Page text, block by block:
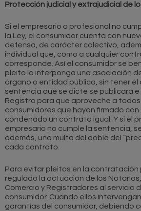
Protección judicial y extrajudicial de
Si el empresario o profesional no
la Ley, el consumidor cuenta con
defensa, de carácter colectivo,
individual que, como a cualquier
corresponde. Así el consumidor se
pleito lo interponga una asociación
órgano o entidad pública, sin tener él
sentencia que se dicte se publicará e
Registro para que aproveche a todos
consumidores que hayan firmado con
condenado un contrato igual. Y si el
empresario no cumple la sentencia,
además, una multa del doble del
cada contrato.
Para evitar pleitos en la contratación
regulado la actuación de los
Comercio y Registradores al servicio
consumidor. Cuando ellos
garantías del consumidor, debiendo